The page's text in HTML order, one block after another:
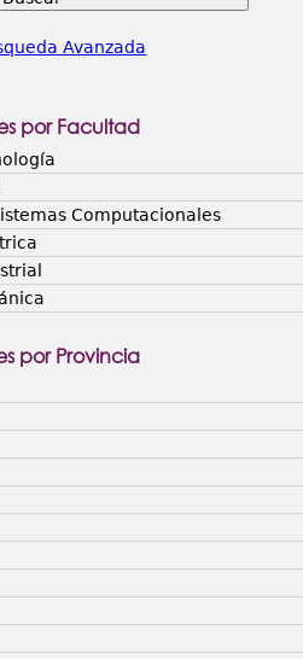
Avanzada
por Facultad
Computacionales
por Provincia